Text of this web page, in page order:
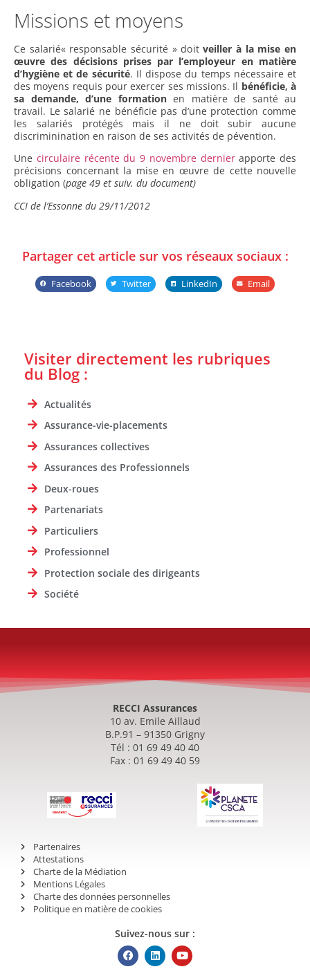
Missions et moyens
Ce salarié« responsable sécurité » doitveiller à la mise en
œuvre des décisions prises par l’employeur en matière
d’hygiène et de sécurité. Il dispose du temps nécessaire et
des moyens requis pour exercer ses missions. Il bénéficie, à
sa demande, d’une formation en matière de santé au
travail. Le salarié ne bénéficie pas d’une protection comme
les salariés protégés mais il ne doit subir aucune
discriminination en raison de ses activités de pévention.
Une circulaire récente du 9 novembre dernierapporte des
précisions concernant la mise en œuvre de cette nouvelle
obligation (page 49 et suiv. du document)
CCI de l’Essonne du 29/11/2012
Partager cet article sur vos réseaux sociaux :
Facebook Twitter LinkedIn Email
Visiter directement les rubriques
du Blog :
Actualités
Assurance-vie-placements
Assurances collectives
Assurances des Professionnels
Deux-roues
Partenariats
Particuliers
Professionnel
Protection sociale des dirigeants
Société
RECCI Assurances
10 av. Emile Aillaud
B.P.91 – 91350 Grigny
Tél : 01 69 49 40 40
Fax : 01 69 49 40 59
Partenaires
Attestations
Charte de la Médiation
Mentions Légales
Charte des données personnelles
Politique en matière de cookies
Suivez-nous sur :